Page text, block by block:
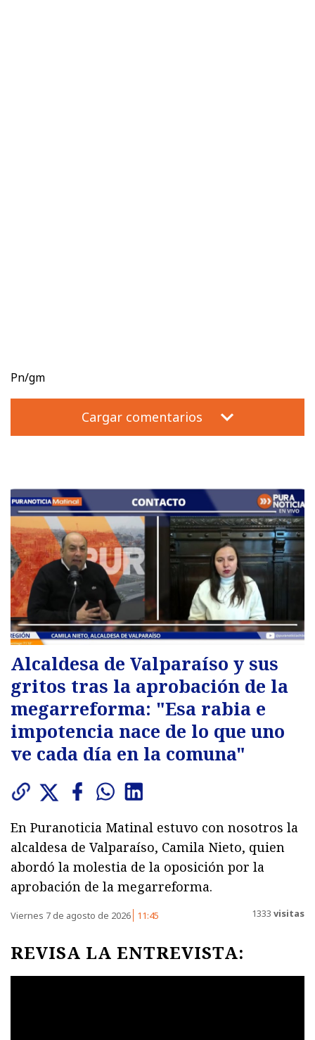
Pn/gm
Cargar comentarios
Alcaldesa de Valparaíso y sus
gritos tras la aprobación de la
megarreforma: "Esa rabia e
impotencia nace de lo que uno
ve cada día en la comuna"
En Puranoticia Matinal estuvo con nosotros la
alcaldesa de Valparaíso, Camila Nieto, quien
abordó la molestia de la oposición por la
aprobación de la megarreforma.
Viernes 7 de agosto de 2026 11:45 1333 visitas
REVISA LA ENTREVISTA: